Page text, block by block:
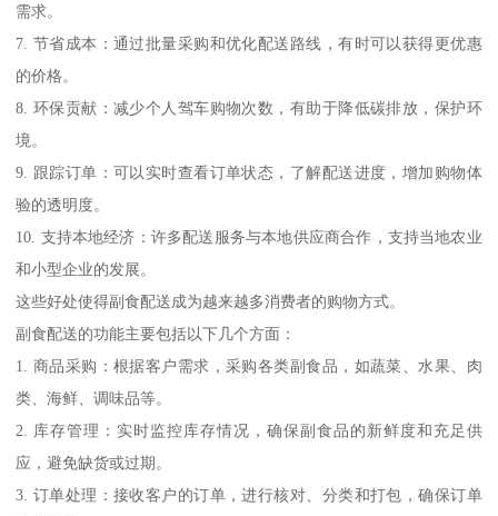
需求。
7. 节省成本：通过批量采购和优化配送路线，有时可以获得更优惠
的价格。
8. 环保贡献：减少个人驾车购物次数，有助于降低碳排放，保护环
境。
9. 跟踪订单：可以实时查看订单状态，了解配送进度，增加购物体
验的透明度。
10. 支持本地经济：许多配送服务与本地供应商合作，支持当地农业
和小型企业的发展。
这些好处使得副食配送成为越来越多消费者的购物方式。
副食配送的功能主要包括以下几个方面：
1. 商品采购：根据客户需求，采购各类副食品，如蔬菜、水果、肉
类、海鲜、调味品等。
2. 库存管理：实时监控库存情况，确保副食品的新鲜度和充足供
应，避免缺货或过期。
3. 订单处理：接收客户的订单，进行核对、分类和打包，确保订单